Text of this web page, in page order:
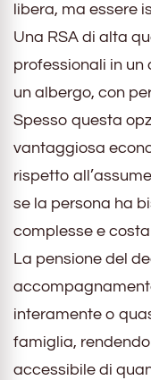
libera, ma essere
Una RSA di alta
professionali in
un albergo, con
Spesso questa
vantaggiosa
rispetto
se la persona ha
complesse e
La pensione del
interamente o
famiglia,
accessibile di